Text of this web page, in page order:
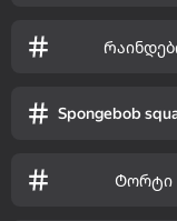
Ტორტი